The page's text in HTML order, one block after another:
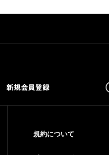
規約について